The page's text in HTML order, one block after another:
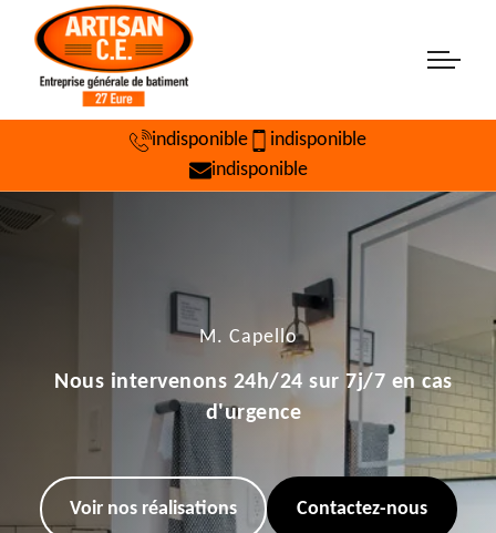
indisponible
indisponible
indisponible
M. Capello
Nous intervenons 24h/24 sur 7j/7 en cas
d'urgence
Voir nos réalisations Contactez-nous